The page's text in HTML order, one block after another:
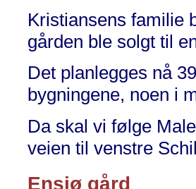
Kristiansens familie
gården ble solgt til
Det planlegges nå
bygningene, noen i
Da skal vi følge
veien til venstre
Ensjø gård